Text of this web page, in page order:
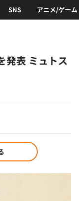
SNS アニメ/ゲーム
表 ミュトス